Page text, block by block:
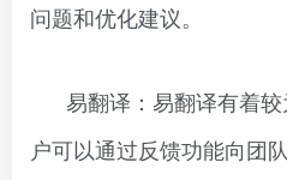
问题和优化建议。
易翻译：易翻译有着
户可以通过反馈功能向团